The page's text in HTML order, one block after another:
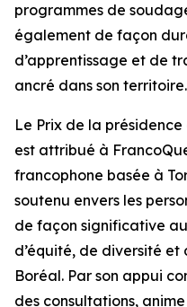
programmes de
également de façon
d’apprentissage et de
ancré dans son territoire.
Le Prix de la
est attribué à
francophone basée à
soutenu envers les
de façon significative
d’équité, de diversité et
Boréal. Par son appui
des consultations,